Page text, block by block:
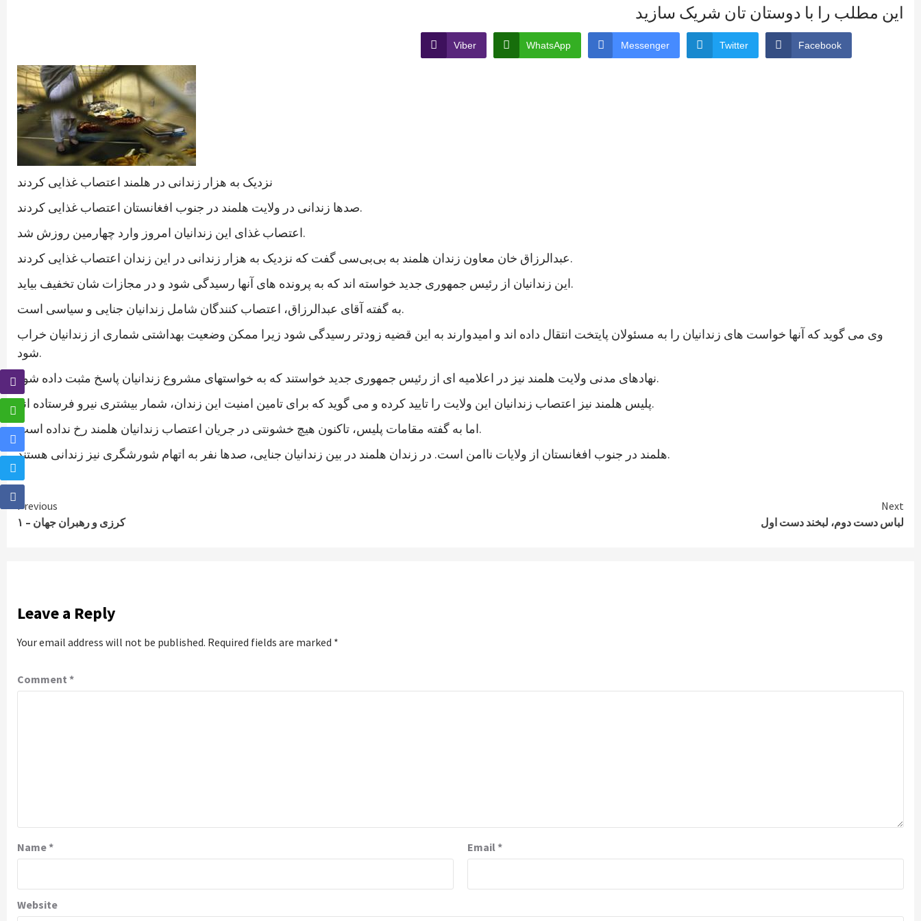
این مطلب را با دوستان تان شریک سازید
Viber WhatsApp Messenger Twitter Facebook
نزدیک به هزار زندانی در هلمند اعتصاب غذایی کردند
صدها زندانی در ولایت هلمند در جنوب افغانستان اعتصاب غذایی کردند.
اعتصاب غذای این زندانیان امروز وارد چهارمین روزش شد.
عبدالرزاق خان معاون زندان هلمند به بی‌بی‌سی گفت که نزدیک به هزار زندانی در این زندان اعتصاب غذایی کردند.
این زندانیان از رئیس جمهوری جدید خواسته اند که به پرونده های آنها رسیدگی شود و در مجازات شان تخفیف بیاید.
به گفته آقای عبدالرزاق، اعتصاب کنندگان شامل زندانیان جنایی و سیاسی است.
وی می گوید که آنها خواست های زندانیان را به مسئولان پایتخت انتقال داده اند و امیدوارند به این قضیه زودتر رسیدگی شود زیرا ممکن وضعیت بهداشتی شماری از زندانیان خراب
شود.
نهادهای مدنی ولایت هلمند نیز در اعلامیه ای از رئیس جمهوری جدید خواستند که به خواستهای مشروع زندانیان پاسخ مثبت داده شود.
پلیس هلمند نیز اعتصاب زندانیان این ولایت را تایید کرده و می گوید که برای تامین امنیت این زندان، شمار بیشتری نیرو فرستاده اند.
اما به گفته مقامات پلیس، تاکنون هیچ خشونتی در جریان اعتصاب زندانیان هلمند رخ نداده است.
هلمند در جنوب افغانستان از ولایات ناامن است. در زندان هلمند در بین زندانیان جنایی، صدها نفر به اتهام شورشگری نیز زندانی هستند.
Continue
Reading
Previous
کرزی و رهبران جهان – ۱
Next
لباس دست دوم، لبخند دست اول
Leave a Reply
Your email address will not be published. Required fields are marked *
Comment *
Name* Email*
Website